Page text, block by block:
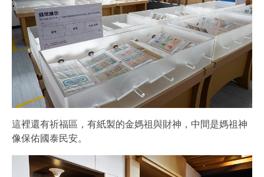
這裡還有祈福區，有紙製的金媽祖與財神，中間是媽祖神
像保佑國泰民安。